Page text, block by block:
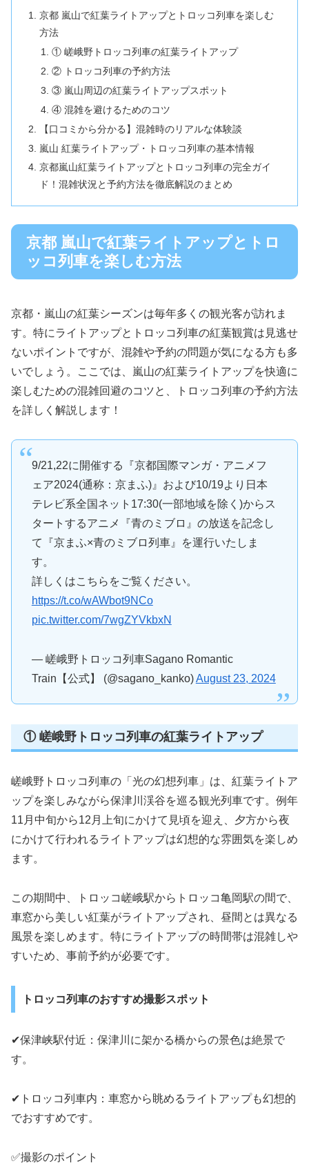
京都 嵐山で紅葉ライトアップとトロッコ列車を楽しむ
方法
① 嵯峨野トロッコ列車の紅葉ライトアップ
② トロッコ列車の予約方法
③ 嵐山周辺の紅葉ライトアップスポット
④ 混雑を避けるためのコツ
【口コミから分かる】混雑時のリアルな体験談
嵐山 紅葉ライトアップ・トロッコ列車の基本情報
京都嵐山紅葉ライトアップとトロッコ列車の完全ガイ
ド！混雑状況と予約方法を徹底解説のまとめ
京都 嵐山で紅葉ライトアップとトロ
ッコ列車を楽しむ方法
京都・嵐山の紅葉シーズンは毎年多くの観光客が訪れま
す。特にライトアップとトロッコ列車の紅葉観賞は見逃せ
ないポイントですが、混雑や予約の問題が気になる方も多
いでしょう。ここでは、嵐山の紅葉ライトアップを快適に
楽しむための混雑回避のコツと、トロッコ列車の予約方法
を詳しく解説します！
9/21,22に開催する『京都国際マンガ・アニメフ
ェア2024(通称：京まふ)』および10/19より日本
テレビ系全国ネット17:30(一部地域を除く)からス
タートするアニメ『青のミブロ』の放送を記念し
て『京まふ×青のミブロ列車』を運行いたしま
す。
詳しくはこちらをご覧ください。
https://t.co/wAWbot9NCo
pic.twitter.com/7wgZYVkbxN
— 嵯峨野トロッコ列車Sagano Romantic
Train【公式】 (@sagano_kanko)August 23, 2024
① 嵯峨野トロッコ列車の紅葉ライトアップ
嵯峨野トロッコ列車の「光の幻想列車」は、紅葉ライトア
ップを楽しみながら保津川渓谷を巡る観光列車です。例年
11月中旬から12月上旬にかけて見頃を迎え、夕方から夜
にかけて行われるライトアップは幻想的な雰囲気を楽しめ
ます。
この期間中、トロッコ嵯峨駅からトロッコ亀岡駅の間で、
車窓から美しい紅葉がライトアップされ、昼間とは異なる
風景を楽しめます。特にライトアップの時間帯は混雑しや
すいため、事前予約が必要です。
トロッコ列車のおすすめ撮影スポット
✔保津峡駅付近：保津川に架かる橋からの景色は絶景で
す。
✔トロッコ列車内：車窓から眺めるライトアップも幻想的
でおすすめです。
✅撮影のポイント